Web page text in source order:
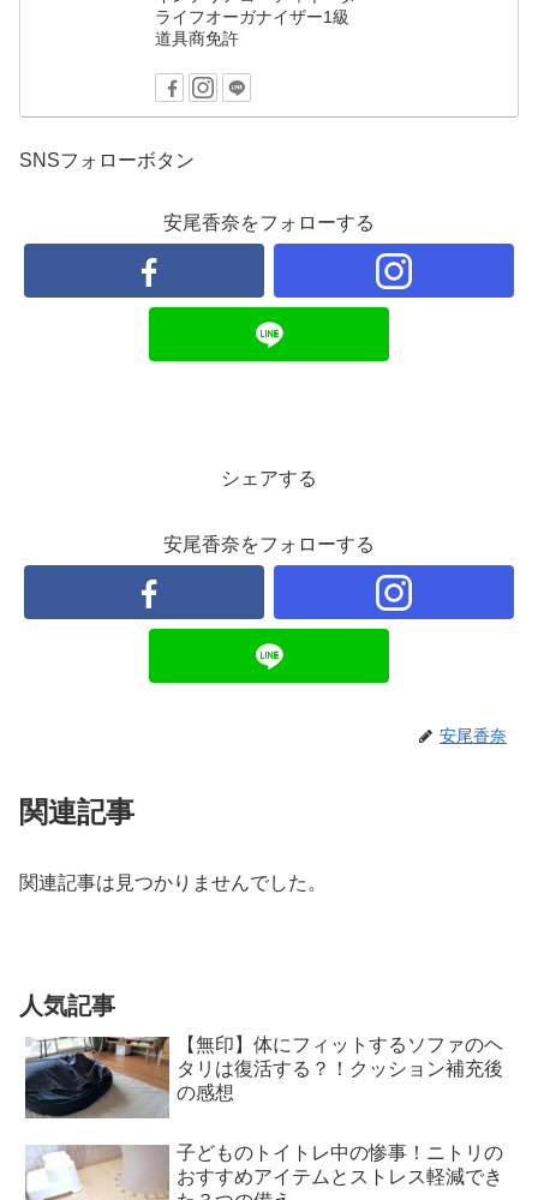
ライフオーガナイザー1級
道具商免許
SNSフォローボタン
安尾香奈をフォローする
シェアする
安尾香奈をフォローする
安尾香奈
関連記事
関連記事は見つかりませんでした。
人気記事
【無印】体にフィットするソファのヘ
タリは復活する？！クッション補充後
の感想
子どものトイトレ中の惨事！ニトリの
おすすめアイテムとストレス軽減でき